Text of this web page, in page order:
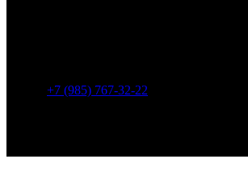
+7 (985) 767-32-22